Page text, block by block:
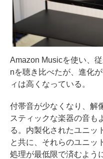
Amazon Musicを使い、
nを聴き比べたが、進化
ィは高くなっている。
付帯音が少なくなり、解
スティックな楽器の音も
る。内製化されたユニッ
と共に、それらのユニッ
処理が最低限で済むよう